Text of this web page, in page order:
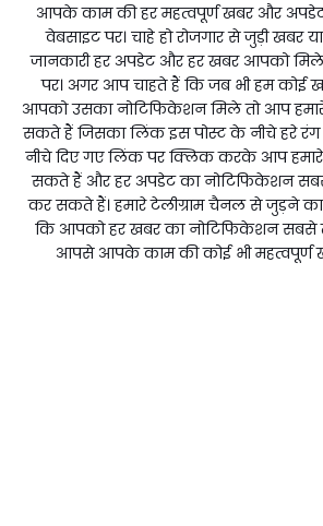
आपके काम की हर महत्वपूर्ण खबर और
वेबसाइट पर। चाहे हो रोजगार से जुड़ी खबर
जानकारी हर अपडेट और हर खबर आपको
पर। अगर आप चाहते हैं कि जब भी हम कोई
आपको उसका नोटिफिकेशन मिले तो आप
सकते हैं जिसका लिंक इस पोस्ट के नीचे हरे रंग
नीचे दिए गए लिंक पर क्लिक करके आप
सकते हैं और हर अपडेट का नोटिफिकेशन
कर सकते हैं। हमारे टेलीग्राम चैनल से जुड़ने
कि आपको हर खबर का नोटिफिकेशन सबसे
आपसे आपके काम की कोई भी महत्वपूर्ण